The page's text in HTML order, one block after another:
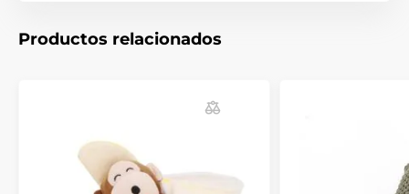
El producto aparece en las categorías
Felpa
Juguetes para perros Reedog
Juguetes
Productos relacionados